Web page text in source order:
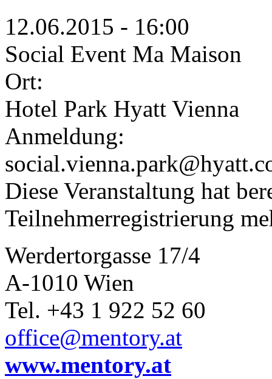
12.06.2015 - 16:00
Social Event Ma Maison
Ort:
Hotel Park Hyatt Vienna
Anmeldung:
Diese Veranstaltung hat
Teilnehmerregistrierung
Werdertorgasse 17/4
A-1010 Wien
Tel. +43 1 922 52 60
office@mentory.at
www.mentory.at